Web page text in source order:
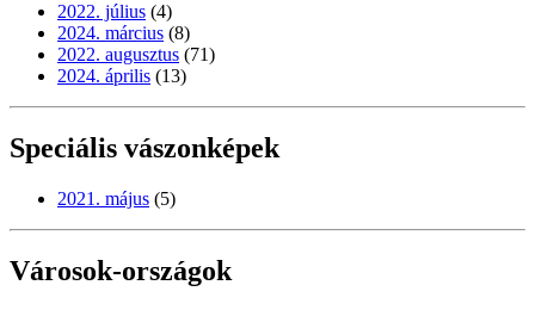
2022. július (4)
2024. március (8)
2022. augusztus (71)
2024. április (13)
Speciális vászonképek
2021. május (5)
Városok-országok